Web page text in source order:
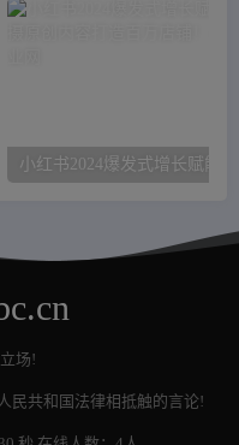
场!
民共和国法律相抵触的言论!